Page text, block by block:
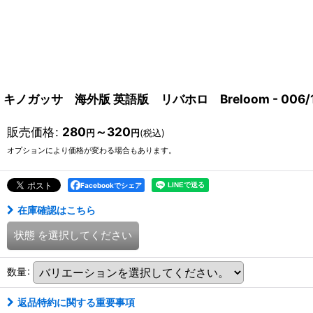
キノガッサ 海外版 英語版 リバホロ Breloom - 006/
販売価格: 280円 ～320円(税込)
オプションにより価格が変わる場合もあります。
Facebookでシェア
在庫確認はこちら
状態 を選択してください
数量:
返品特約に関する重要事項